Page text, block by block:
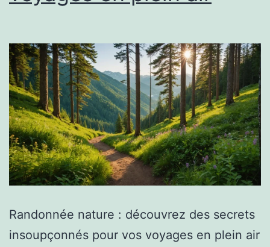
Randonnée nature : découvrez des secrets
insoupçonnés pour vos voyages en plein air